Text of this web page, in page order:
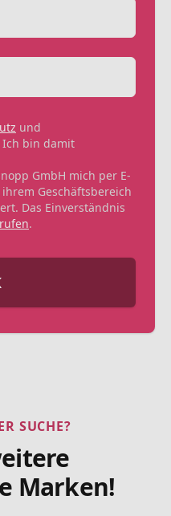
und
Ich bin damit
GmbH mich per E-
Geschäftsbereich
Das Einverständnis
.
SUCHE?
Marken!